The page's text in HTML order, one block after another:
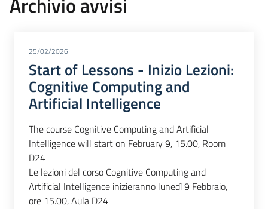
25/02/2026
Start of Lessons - Inizio Lezioni:
Cognitive Computing and
Artificial Intelligence
The course Cognitive Computing and Artificial
Intelligence will start on February 9, 15.00, Room
D24
Le lezioni del corso Cognitive Computing and
Artificial Intelligence inizieranno lunedì 9 Febbraio,
ore 15.00, Aula D24